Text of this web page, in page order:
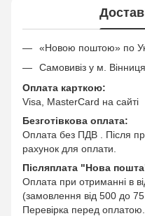
«Новою поштою» по
Самовивіз у м.
Оплата карткою:
Visa, MasterCard на сайті
Безготівкова оплата:
Оплата без ПДВ . Після
рахунок для оплати.
Післяплата "Нова
Оплата при отриманні в
(замовлення від 500 до
Перевірка перед оплатою.